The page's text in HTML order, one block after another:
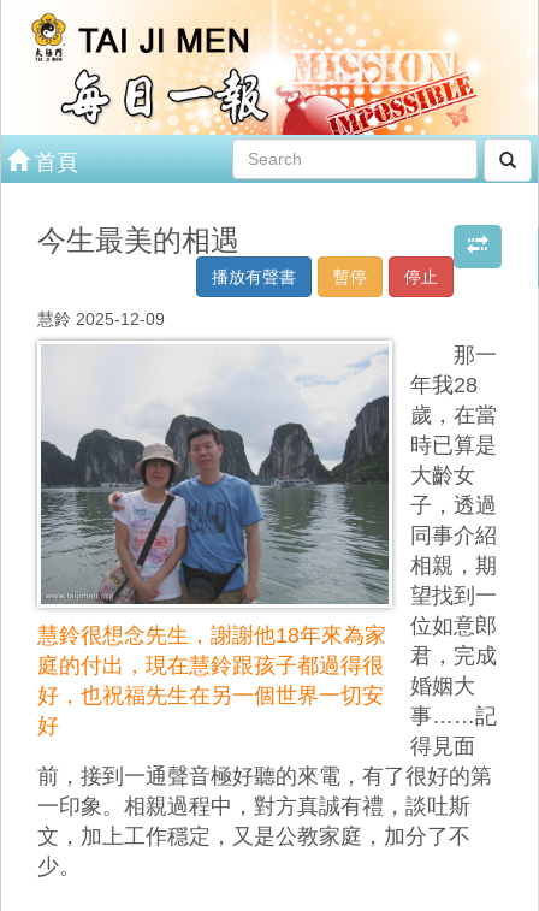
首頁
今生最美的相遇
停止
暫停
播放有聲書
慧鈴 2025-12-09
慧鈴很想念先生，謝謝他18年來為家
庭的付出，現在慧鈴跟孩子都過得很
好，也祝福先生在另一個世界一切安
好
那一
年我28
歲，在當
時已算是
大齡女
子，透過
同事介紹
相親，期
望找到一
位如意郎
君，完成
婚姻大
事……記
得見面
前，接到一通聲音極好聽的來電，有了很好的第
一印象。相親過程中，對方真誠有禮，談吐斯
文，加上工作穩定，又是公教家庭，加分了不
少。